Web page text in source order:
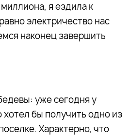
я ездила к
электричество нас
наконец завершить
уже сегодня у
бы получить одно из
Характерно, что